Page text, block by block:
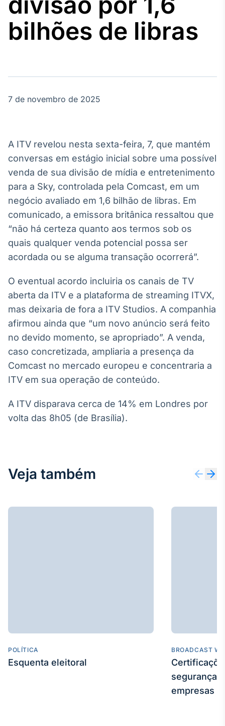
Agro
Tudo sobre o
agronegócio
Broadcast
Broadcast
Energia
O setor de
energia elétrica
Broadcast
White Label
Plataforma para
conteúdos
Soluções de Dados
Broadcast
negociação de
ativos
Broadcast
APIs para
integração de
conteúdos e
Conteúdos e
bilhões de libras
7 de novembro de 2025
A ITV revelou nesta sexta-feira, 7, que mantém
conversas em estágio inicial sobre uma possível
venda de sua divisão de mídia e entretenimento
para a Sky, controlada pela Comcast, em um
negócio avaliado em 1,6 bilhão de libras. Em
comunicado, a emissora britânica ressaltou que
“não há certeza quanto aos termos sob os
quais qualquer venda potencial possa ser
acordada ou se alguma transação ocorrerá”.
O eventual acordo incluiria os canais de TV
aberta da ITV e a plataforma de streaming ITVX,
mas deixaria de fora a ITV Studios. A companhia
afirmou ainda que “um novo anúncio será feito
no devido momento, se apropriado”. A venda,
caso concretizada, ampliaria a presença da
Comcast no mercado europeu e concentraria a
ITV em sua operação de conteúdo.
A ITV disparava cerca de 14% em Londres por
volta das 8h05 (de Brasília).
Veja também
POLÍTICA
Esquenta eleitoral
BROADCAST
segurança
empresas